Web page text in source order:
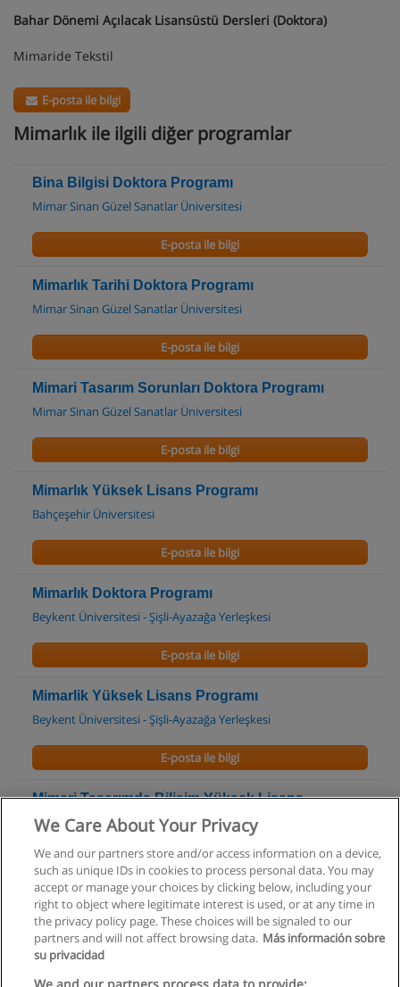
Bahar Dönemi Açılacak Lisansüstü Dersleri (Doktora)
Mimaride Tekstil
E-posta ile bilgi
Mimarlık ile ilgili diğer programlar
Bina Bilgisi Doktora Programı
Mimar Sinan Güzel Sanatlar Üniversitesi
E-posta ile bilgi
Mimarlık Tarihi Doktora Programı
Mimar Sinan Güzel Sanatlar Üniversitesi
E-posta ile bilgi
Mimari Tasarım Sorunları Doktora Programı
Mimar Sinan Güzel Sanatlar Üniversitesi
E-posta ile bilgi
Mimarlık Yüksek Lisans Programı
Bahçeşehir Üniversitesi
E-posta ile bilgi
Mimarlık Doktora Programı
Beykent Üniversitesi - Şişli-Ayazağa Yerleşkesi
E-posta ile bilgi
Mimarlik Yüksek Lisans Programı
Beykent Üniversitesi - Şişli-Ayazağa Yerleşkesi
E-posta ile bilgi
Mimari Tasarımda Bilişim Yüksek Lisans
Programı
İstanbul Teknik Üniversitesi - Taşkışla Kampüsü
E-posta ile bilgi
Kullanım koşulları
We Care About Your Privacy
We and our partners store and/or access information on a device,
such as unique IDs in cookies to process personal data. You may
accept or manage your choices by clicking below, including your
right to object where legitimate interest is used, or at any time in
the privacy policy page. These choices will be signaled to our
partners and will not affect browsing data. Más información sobre
su privacidad